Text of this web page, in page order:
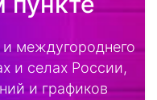
и междугороднего
и селах России,
и графиков